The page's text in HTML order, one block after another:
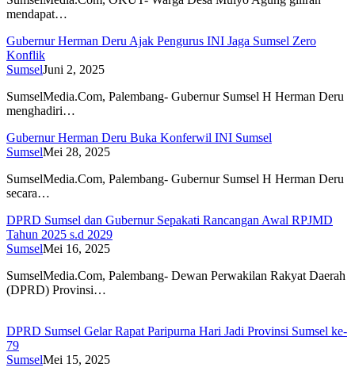
mendapat…
Gubernur Herman Deru Ajak Pengurus INI Jaga Sumsel Zero
Konflik
SumselJuni 2, 2025
SumselMedia.Com, Palembang- Gubernur Sumsel H Herman Deru
menghadiri…
Gubernur Herman Deru Buka Konferwil INI Sumsel
SumselMei 28, 2025
SumselMedia.Com, Palembang- Gubernur Sumsel H Herman Deru
secara…
DPRD Sumsel dan Gubernur Sepakati Rancangan Awal RPJMD
Tahun 2025 s.d 2029
SumselMei 16, 2025
SumselMedia.Com, Palembang- Dewan Perwakilan Rakyat Daerah
(DPRD) Provinsi…
DPRD Sumsel Gelar Rapat Paripurna Hari Jadi Provinsi Sumsel ke-
79
SumselMei 15, 2025